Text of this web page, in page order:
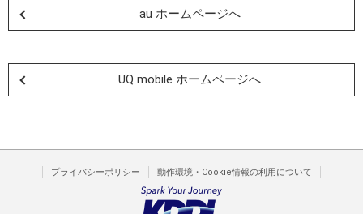
au ホームページへ
UQ mobile ホームページへ
プライバシーポリシー 動作環境・Cookie情報の利用について